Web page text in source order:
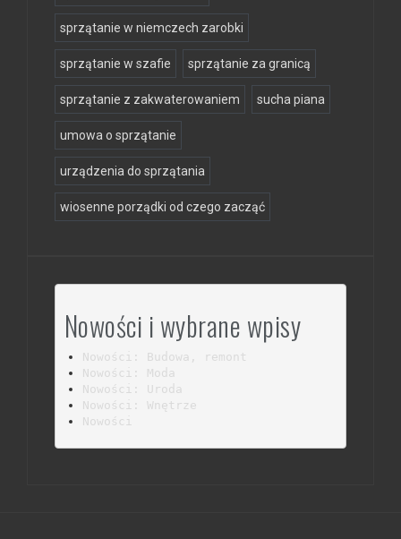
sprzątanie w niemczech zarobki
sprzątanie w szafie sprzątanie za granicą
sprzątanie z zakwaterowaniem sucha piana
umowa o sprzątanie
urządzenia do sprzątania
wiosenne porządki od czego zacząć
Nowości i wybrane wpisy
Nowości: Budowa, remont
Nowości: Moda
Nowości: Uroda
Nowości: Wnętrze
Nowości